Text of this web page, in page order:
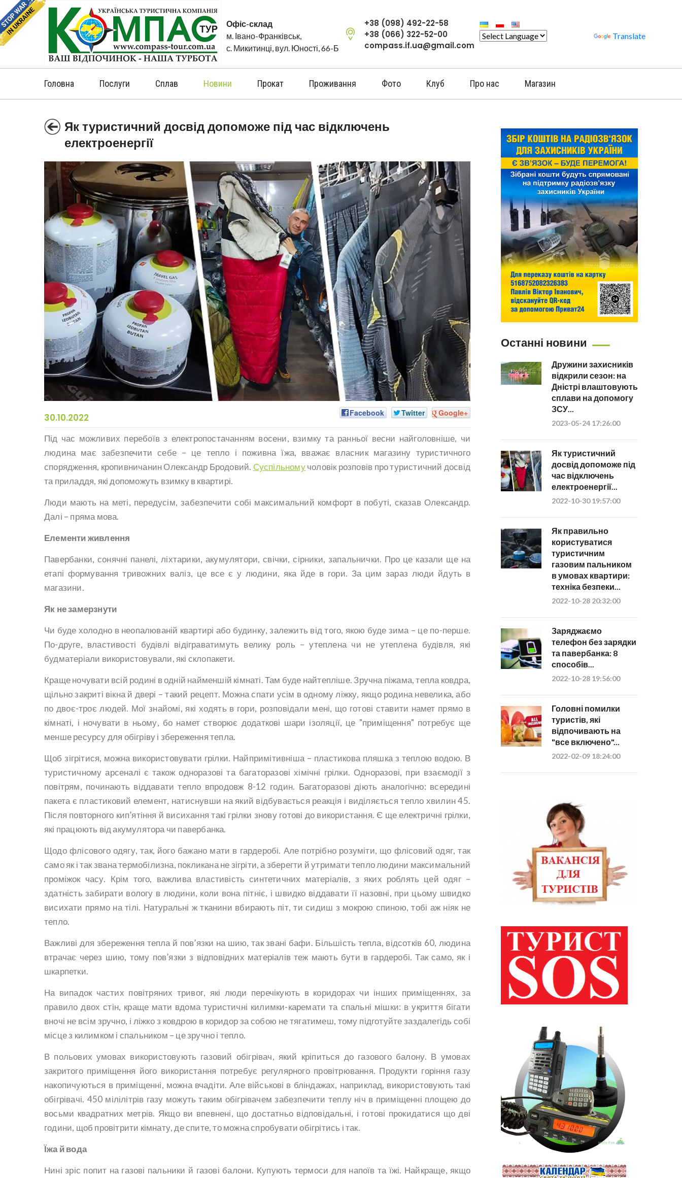
Офіс-склад
м. Івано-Франківськ,
с. Микитинці, вул. Юності, 66-Б
+38 (098) 492-22-58
+38 (066) 322-52-00
compass.if.ua@gmail.com
Translate
Головна Послуги Сплав Новини Прокат Проживання Фото Клуб Про нас Магазин
Як туристичний досвід допоможе під час відключень
електроенергії
30.10.2022 Facebook Twitter Google+
Під час можливих перебоїв з електропостачанням восени, взимку та ранньої весни найголовніше, чи
людина має забезпечити себе – це тепло і поживна їжа, вважає власник магазину туристичного
спорядження, кропивничанин Олександр Бродовий. Суспільномучоловік розповів про туристичний досвід
та приладдя, які допоможуть взимку в квартирі.
Люди мають на меті, передусім, забезпечити собі максимальний комфорт в побуті, сказав Олександр.
Далі – пряма мова.
Елементи живлення
Павербанки, сонячні панелі, ліхтарики, акумулятори, свічки, сірники, запальнички. Про це казали ще на
етапі формування тривожних валіз, це все є у людини, яка йде в гори. За цим зараз люди йдуть в
магазини.
Як не замерзнути
Чи буде холодно в неопалюваній квартирі або будинку, залежить від того, якою буде зима – це по-перше.
По-друге, властивості будівлі відіграватимуть велику роль – утеплена чи не утеплена будівля, які
будматеріали використовували, які склопакети.
Краще ночувати всій родині в одній найменшій кімнаті. Там буде найтепліше. Зручна піжама, тепла ковдра,
щільно закриті вікна й двері – такий рецепт. Можна спати усім в одному ліжку, якщо родина невелика, або
по двоє-троє людей. Мої знайомі, які ходять в гори, розповідали мені, що готові ставити намет прямо в
кімнаті, і ночувати в ньому, бо намет створює додаткові шари ізоляції, це "приміщення" потребує ще
менше ресурсу для обігріву і збереження тепла.
Щоб зігрітися, можна використовувати грілки. Найпримітивніша – пластикова пляшка з теплою водою. В
туристичному арсеналі є також одноразові та багаторазові хімічні грілки. Одноразові, при взаємодії з
повітрям, починають віддавати тепло впродовж 8-12 годин. Багаторазові діють аналогічно: всередині
пакета є пластиковий елемент, натиснувши на який відбувається реакція і виділяється тепло хвилин 45.
Після повторного кип’ятіння й висихання такі грілки знову готові до використання. Є ще електричні грілки,
які працюють від акумулятора чи павербанка.
Щодо флісового одягу, так, його бажано мати в гардеробі. Але потрібно розуміти, що флісовий одяг, так
само як і так звана термобілизна, покликана не зігріти, а зберегти й утримати тепло людини максимальний
проміжок часу. Крім того, важлива властивість синтетичних матеріалів, з яких роблять цей одяг –
здатність забирати вологу в людини, коли вона пітніє, і швидко віддавати її назовні, при цьому швидко
висихати прямо на тілі. Натуральні ж тканини вбирають піт, ти сидиш з мокрою спиною, тобі аж ніяк не
тепло.
Важливі для збереження тепла й пов’язки на шию, так звані бафи. Більшість тепла, відсотків 60, людина
втрачає через шию, тому пов’язки з відповідних матеріалів теж мають бути в гардеробі. Так само, як і
шкарпетки.
На випадок частих повітряних тривог, які люди перечікують в коридорах чи інших приміщеннях, за
правило двох стін, краще мати вдома туристичні килимки-каремати та спальні мішки: в укриття бігати
вночі не всім зручно, і ліжко з ковдрою в коридор за собою не тягатимеш, тому підготуйте заздалегідь собі
місце з килимком і спальником – це зручно і тепло.
В польових умовах використовують газовий обігрівач, який кріпиться до газового балону. В умовах
закритого приміщення його використання потребує регулярного провітрювання. Продукти горіння газу
накопичуються в приміщенні, можна вчадіти. Але військові в бліндажах, наприклад, використовують такі
обігрівачі. 450 мілілітрів газу можуть таким обігрівачем забезпечити теплу ніч в приміщенні площею до
восьми квадратних метрів. Якщо ви впевнені, що достатньо відповідальні, і готові прокидатися що дві
години, щоб провітрити кімнату, де спите, то можна спробувати обігрітись і так.
Їжа й вода
Нині зріс попит на газові пальники й газові балони. Купують термоси для напоїв та їжі. Найкраще, якщо
Останні новини
Дружини захисників
відкрили сезон: на
Дністрі влаштовують
сплави на допомогу
ЗСУ...
2023-05-24 17:26:00
Як туристичний
досвід допоможе під
час відключень
електроенергії...
2022-10-30 19:57:00
Як правильно
користуватися
туристичним
газовим пальником
в умовах квартири:
техніка безпеки...
2022-10-28 20:32:00
Заряджаємо
телефон без зарядки
та павербанка: 8
способів...
2022-10-28 19:56:00
Головні помилки
туристів, які
відпочивають на
"все включено"...
2022-02-09 18:24:00